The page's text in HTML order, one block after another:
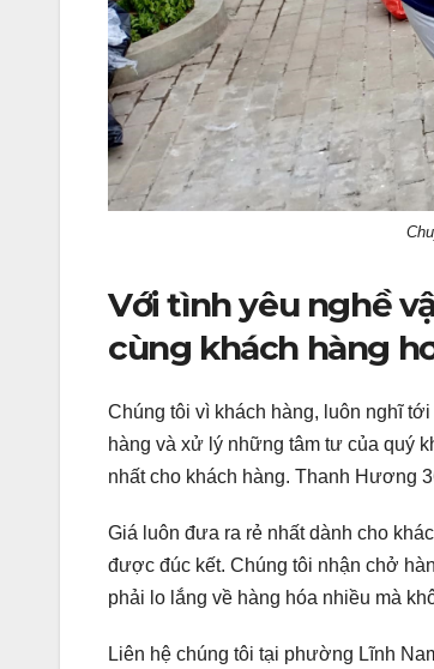
Với tình yêu nghề
cùng khách hàng
Chúng tôi vì khách hàng, luôn nghĩ
hàng và xử lý những tâm tư của quý
nhất cho khách hàng. Thanh Hương
Giá luôn đưa ra rẻ nhất dành cho
được đúc kết. Chúng tôi nhận chở
phải lo lắng về hàng hóa nhiều mà
Liên hệ chúng tôi tại phường Lĩnh